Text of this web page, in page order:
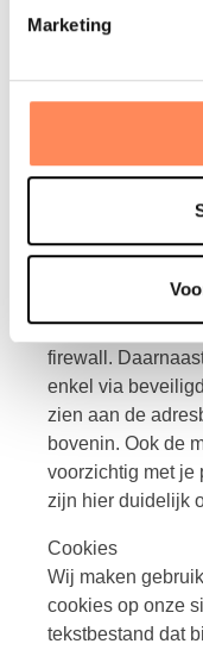
Marketing
We vinden het
ongewenste
jouw gegevens
zijn aanwijzingen
Om je
medewerkers zijn
firewall.
enkel via
zien aan de
bovenin. Ook de
voorzichtig met je
zijn hier duidelijk
Cookies
Wij maken
cookies op onze
tekstbestand dat